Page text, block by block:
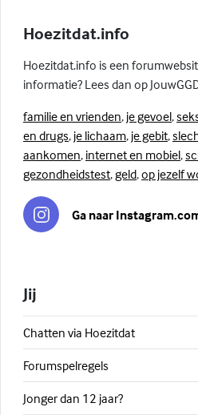
Hoezitdat.info
Hoezitdat.info is een
informatie? Lees dan op
familie en vrienden, je gevoel,
en drugs, je lichaam, je gebit,
aankomen, internet en mobiel,
gezondheidstest,geld,op jezelf
Ga naar
Jij
Chatten via Hoezitdat
Forumspelregels
Jonger dan 12 jaar?